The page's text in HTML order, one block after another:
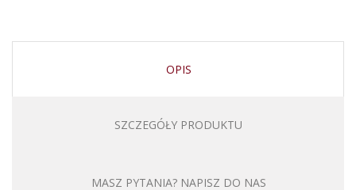
OPIS
SZCZEGÓŁY PRODUKTU
MASZ PYTANIA? NAPISZ DO NAS